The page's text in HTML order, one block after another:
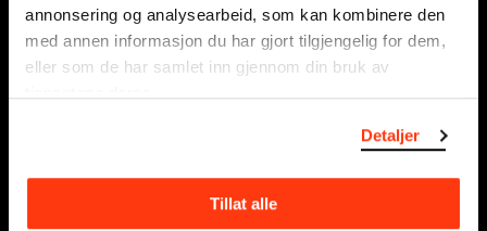
annonsering og analysearbeid, som kan kombinere den
med annen informasjon du har gjort tilgjengelig for dem,
eller som de har samlet inn gjennom din bruk av
Detaljer
Tillat alle
Postadresse:
Postboks 3304 Sørenga, 0140 Oslo
info@munch.com